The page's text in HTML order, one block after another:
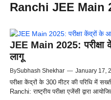
Ranchi JEE Main
JEE Main 2025: परीक्षा
लागू
BySubhash Shekhar — January 17,
परीक्षा केंद्रों के 300 मीटर की परिधि में
Ranchi: राष्ट्रीय परीक्षा एजेंसी द्वारा